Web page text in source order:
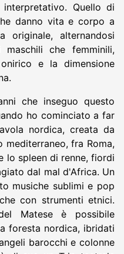
Quello di
danno vita e corpo a
originale, alternandosi
che femminili,
e la dimensione
che inseguo questo
ho cominciato a far
nordica, creata da
mediterraneo, fra Roma,
lo spleen di renne, fiordi
dal mal d'Africa. Un
musiche sublimi e pop
con strumenti etnici.
Matese è possibile
foresta nordica, ibridati
barocchi e colonne